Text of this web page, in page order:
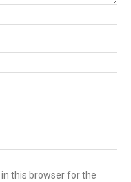
this browser for the